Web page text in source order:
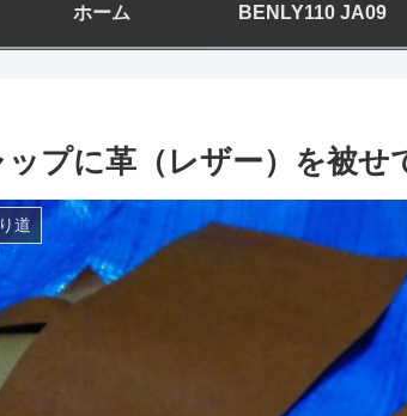
ホーム BENLY110 JA09
プに革（レザー）を被せ
道